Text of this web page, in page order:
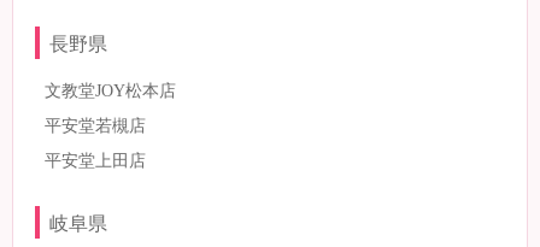
長野県
文教堂JOY松本店
平安堂若槻店
平安堂上田店
岐阜県